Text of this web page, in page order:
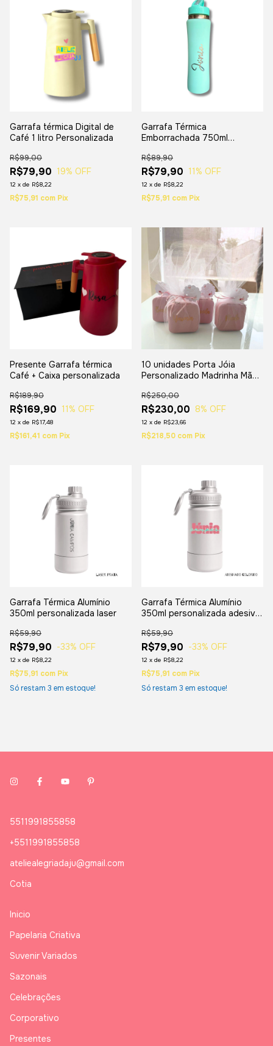
Garrafa térmica Digital de
Café 1 litro Personalizada
R$79,90
R$99,00
19% OFF
12 x de R$8,22
R$75,91 com Pix
Garrafa Térmica
Emborrachada 750ml
R$79,90
R$89,90
11 % OFF
12 x de R$8,22
R$75,91 com Pix
Presente Garrafa térmica
Café + Caixa personalizada
R$169,90
R$189,90
11 % OFF
12 x de R$17,48
R$161,41 com Pix
10 unidades Porta Jóia
Personalizado Madrinha Mãe
R$230,00
R$250,00
8% OFF
12 x de R$23,66
R$218,50 com Pix
Garrafa Térmica Alumínio
350ml personalizada laser
R$79,90
R$59,90
-33% OFF
12 x de R$8,22
R$75,91 com Pix
Só restam 3 em estoque!
Garrafa Térmica Alumínio
350ml personalizada adesivo
R$79,90
R$59,90
-33% OFF
12 x de R$8,22
R$75,91 com Pix
Só restam 3 em estoque!
5511991855858
+5511991855858
ateliealegriadaju@gmail.com
Cotia
Inicio
Papelaria Criativa
Suvenir Variados
Sazonais
Celebrações
Corporativo
Presentes